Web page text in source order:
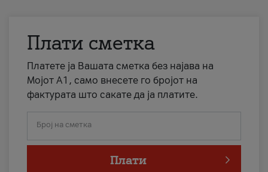
Плати сметка
Платете ја Вашата сметка без најава на
Мојот А1, само внесете го бројот на
фактурата што сакате да ја платите.
Број на сметка
Плати